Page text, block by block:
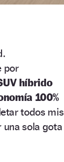
por
híbrido
100%
todos mis
sola gota